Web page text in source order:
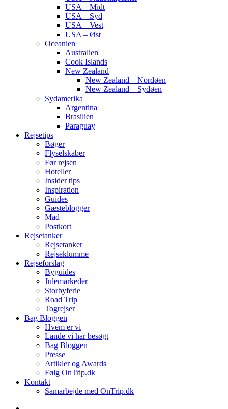
USA – Midt
USA – Syd
USA – Vest
USA – Øst
Oceanien
Australien
Cook Islands
New Zealand
New Zealand – Nordøen
New Zealand – Sydøen
Sydamerika
Argentina
Brasilien
Paraguay
Rejsetips
Bøger
Flyselskaber
Før rejsen
Hoteller
Insider tips
Inspiration
Guides
Gæsteblogger
Mad
Postkort
Rejsetanker
Rejsetanker
Rejseklumme
Rejseforslag
Byguides
Julemarkeder
Storbyferie
Road Trip
Togrejser
Bag Bloggen
Hvem er vi
Lande vi har besøgt
Bag Bloggen
Presse
Artikler og Awards
Følg OnTrip.dk
Kontakt
Samarbejde med OnTrip.dk